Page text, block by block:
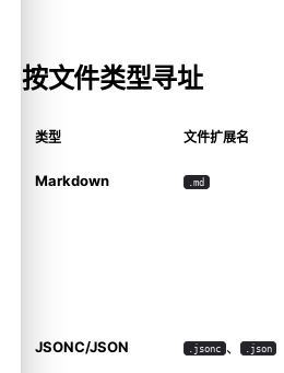
按文件类型寻址
类型 文件扩展名
Markdown .md
JSONC/JSON .jsonc 、 .json